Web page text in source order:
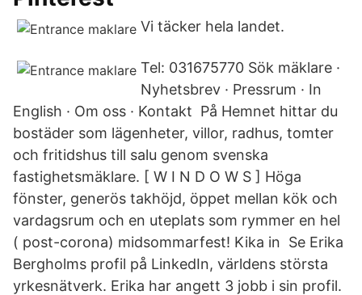
Vi täcker hela landet.
Tel: 031675770 Sök mäklare ·
Nyhetsbrev · Pressrum · In
English · Om oss · Kontakt På Hemnet hittar du
bostäder som lägenheter, villor, radhus, tomter
och fritidshus till salu genom svenska
fastighetsmäklare. [ W I N D O W S ] Höga
fönster, generös takhöjd, öppet mellan kök och
vardagsrum och en uteplats som rymmer en hel
( post-corona) midsommarfest! Kika in Se Erika
Bergholms profil på LinkedIn, världens största
yrkesnätverk. Erika har angett 3 jobb i sin profil.